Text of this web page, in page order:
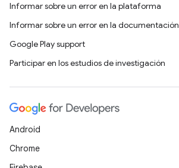
Informar sobre un error en la plataforma
Informar sobre un error en la documentación
Google Play support
Participar en los estudios de investigación
Android
Chrome